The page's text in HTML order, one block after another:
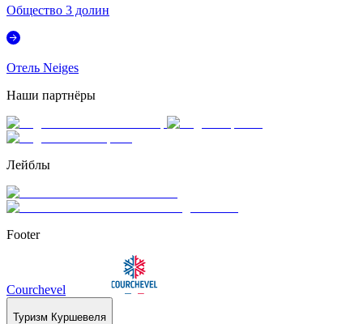
Общество 3 долин
Отель Neiges
Наши партнёры
Лейблы
Footer
Courchevel
Туризм Куршевеля